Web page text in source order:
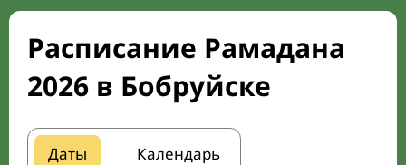
Расписание Рамадана
2026 в Бобруйске
Даты Календарь